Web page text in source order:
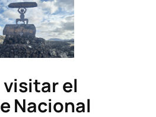
visitar el
Nacional